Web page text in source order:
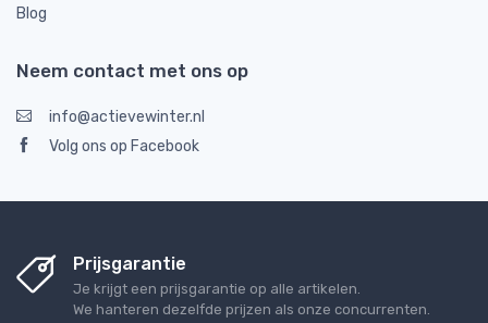
Blog
Neem contact met ons op
info@actievewinter.nl
Volg ons op Facebook
Prijsgarantie
Je krijgt een prijsgarantie op alle artikelen.
We hanteren dezelfde prijzen als onze concurrenten.